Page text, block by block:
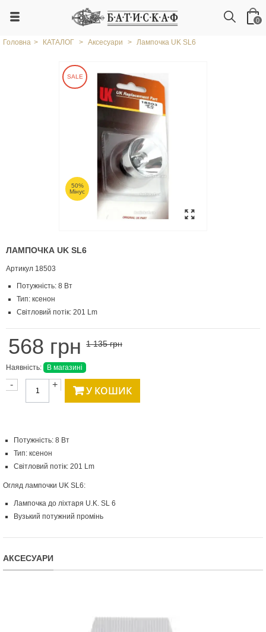
0
Головна > КАТАЛОГ > Аксесуари > Лампочка UK SL6
SALE
50%
Мінус
ЛАМПОЧКА UK SL6
Артикул 18503
Потужність: 8 Вт
Тип: ксенон
Світловий потік: 201 Lm
568 грн 1 135 грн
Наявність: В магазині
- + У КОШИК
Потужність: 8 Вт
Тип: ксенон
Світловий потік: 201 Lm
Огляд лампочки UK SL6:
Лампочка до ліхтаря U.K. SL 6
Вузький потужний промінь
АКСЕСУАРИ